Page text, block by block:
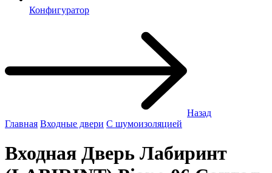
Конфигуратор
Назад
Главная Входные двери С шумоизоляцией
Входная Дверь Лабиринт